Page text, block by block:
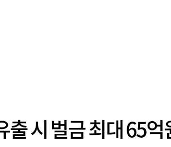
출 시 벌금 최대 65